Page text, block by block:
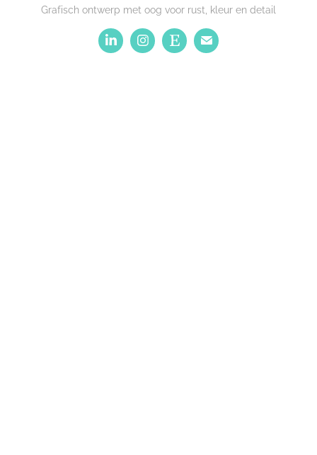
Grafisch ontwerp met oog voor rust, kleur en detail